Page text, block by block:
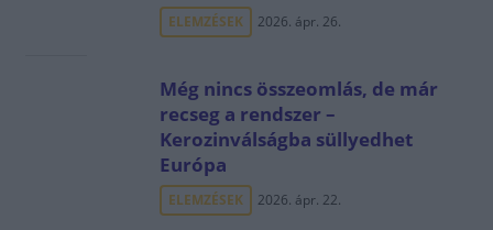
ELEMZÉSEK 2026. ápr. 26.
Még nincs összeomlás, de már
recseg a rendszer –
Kerozinválságba süllyedhet
Európa
ELEMZÉSEK 2026. ápr. 22.